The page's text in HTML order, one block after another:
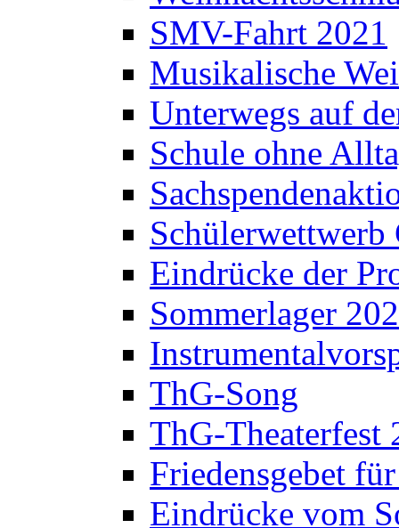
SMV-Fahrt 2021
Musikalische
Unterwegs auf
Schule ohne
Schülerwettwerb
Eindrücke der
Sommerlager
ThG-Song
ThG-Theaterfest
Friedensgebet
Eindrücke vom